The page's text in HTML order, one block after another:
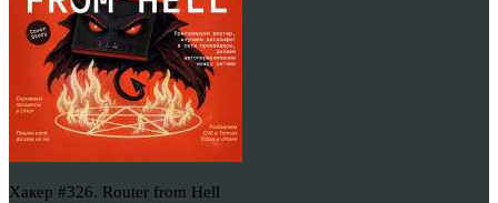
Хакер #326. Router from Hell